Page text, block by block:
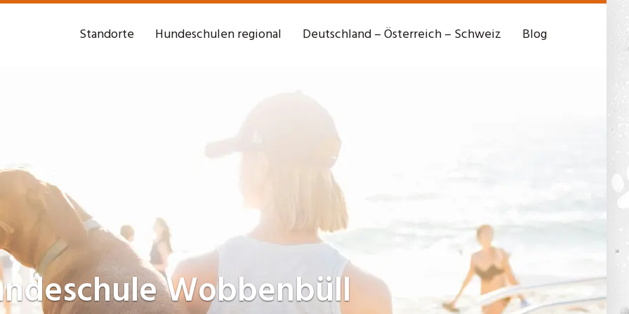
Standorte Hundeschulen regional Deutschland – Österreich – Schweiz Blog
Wobbenbüll